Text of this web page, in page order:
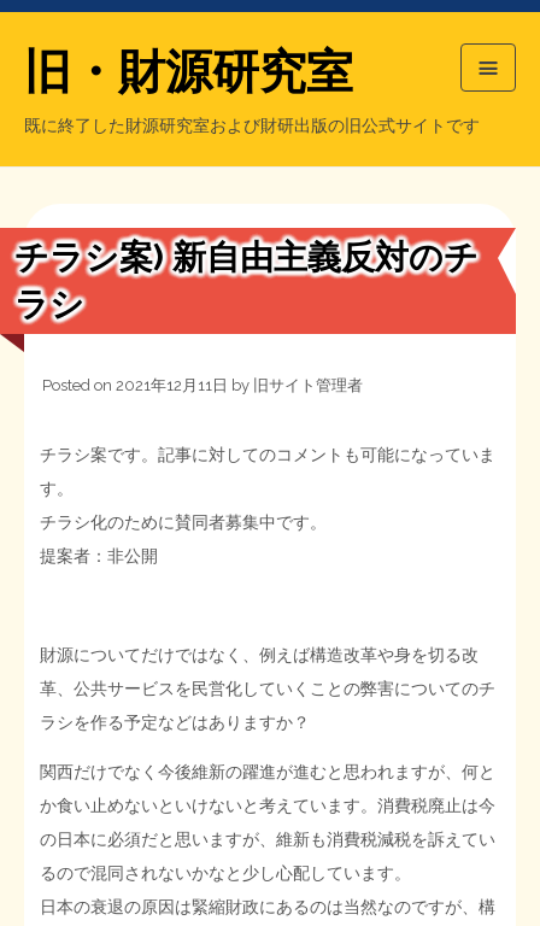
シン財源はあなたです／合同誌／旧・サブカル分室
日本経済を解説するヤンキー／MIHANAマンガ／旧・財研出版
もっと知りたい方へ
マネクリ戦士 RED & BLACK
MMTの学習資料
たかの経世済民イラスト集
旧・財源研究室
既に終了した財源研究室および財研出版の旧公式サイトです
会計報告
会計報告
チラシ案) 新自由主義反対のチ
ラシ
Posted on 2021年12月11日 by 旧サイト管理者
チラシ案です。記事に対してのコメントも可能になっていま
す。
チラシ化のために賛同者募集中です。
提案者：非公開
財源についてだけではなく、例えば構造改革や身を切る改
革、公共サービスを民営化していくことの弊害についてのチ
ラシを作る予定などはありますか？
関西だけでなく今後維新の躍進が進むと思われますが、何と
か食い止めないといけないと考えています。消費税廃止は今
の日本に必須だと思いますが、維新も消費税減税を訴えてい
るので混同されないかなと少し心配しています。
日本の衰退の原因は緊縮財政にあるのは当然なのですが、構